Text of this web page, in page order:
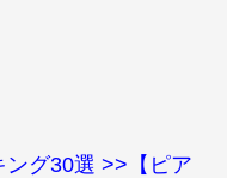
グ30選 >>【ピア